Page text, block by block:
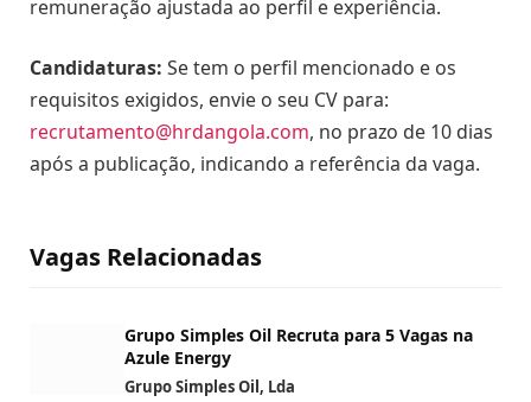
remuneração ajustada ao perfil e experiência.
Candidaturas: Se tem o perfil mencionado e os
requisitos exigidos, envie o seu CV para:
recrutamento@hrdangola.com, no prazo de 10 dias
após a publicação, indicando a referência da vaga.
Vagas Relacionadas
Grupo Simples Oil Recruta para 5 Vagas na
Azule Energy
Grupo Simples Oil, Lda